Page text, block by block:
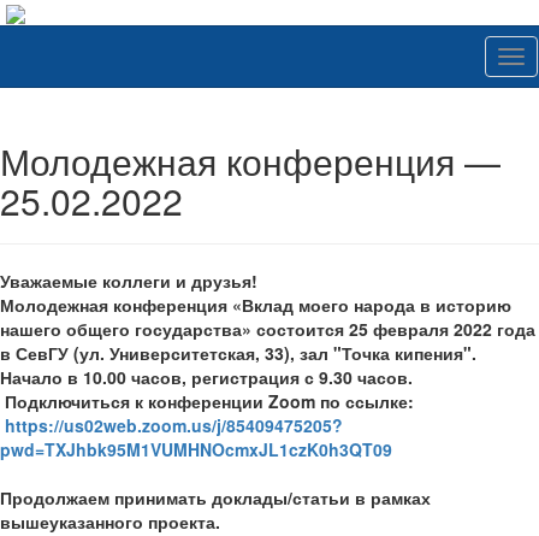
Молодежная конференция —
25.02.2022
Уважаемые коллеги и друзья!
Молодежная конференция «Вклад моего народа в историю
нашего общего государства» состоится 25 февраля 2022 года
в СевГУ (ул. Университетская, 33), зал "Точка кипения".
Начало в 10.00 часов, регистрация с 9.30 часов.
Подключиться к конференции Zoom по ссылке:
https://us02web.zoom.us/j/85409475205?
pwd=TXJhbk95M1VUMHNOcmxJL1czK0h3QT09
Продолжаем принимать доклады/статьи в рамках
вышеуказанного проекта.